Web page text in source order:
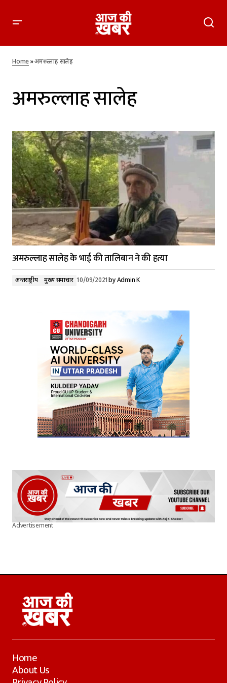
Home»अमरुल्लाह सालेह
अमरुल्लाह सालेह
अमरुल्लाह सालेह के भाई की तालिबान ने की हत्या
अन्तर्राष्ट्रीय मुख्य समाचार 10/09/2021by Admin K
Advertisement
Home
About Us